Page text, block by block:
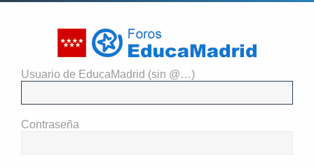
Usuario de EducaMadrid (sin @…)
Contraseña